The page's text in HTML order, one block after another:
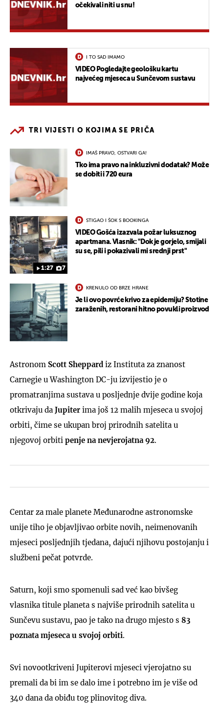
očekivali niti u snu!
I TO SAD IMAMO
VIDEO Pogledajte geološku kartu
najvećeg mjeseca u Sunčevom sustavu
TRI VIJESTI O KOJIMA SE PRIČA
IMAŠ PRAVO, OSTVARI GA!
Tko ima pravo na inkluzivni dodatak? Može
se dobiti i 720 eura
1:27 7
STIGAO I ŠOK S BOOKINGA
VIDEO Gošća izazvala požar luksuznog
apartmana. Vlasnik: "Dok je gorjelo, smijali
su se, pili i pokazivali mi srednji prst"
KRENULO OD BRZE HRANE
Je li ovo povrće krivo za epidemiju? Stotine
zaraženih, restorani hitno povukli proizvod
Astronom Scott Sheppard iz Instituta za znanost
Carnegie u Washington DC-ju izvijestio je o
promatranjima sustava u posljednje dvije godine koja
otkrivaju da Jupiter ima još 12 malih mjeseca u svojoj
orbiti, čime se ukupan broj prirodnih satelita u
njegovoj orbiti penje na nevjerojatna 92.
Centar za male planete Međunarodne astronomske
unije tiho je objavljivao orbite novih, neimenovanih
mjeseci posljednjih tjedana, dajući njihovu postojanju i
službeni pečat potvrde.
Saturn, koji smo spomenuli sad već kao bivšeg
vlasnika titule planeta s najviše prirodnih satelita u
Sunčevu sustavu, pao je tako na drugo mjesto s 83
poznata mjeseca u svojoj orbiti.
Svi novootkriveni Jupiterovi mjeseci vjerojatno su
premali da bi im se dalo ime i potrebno im je više od
340 dana da obiđu tog plinovitog diva.